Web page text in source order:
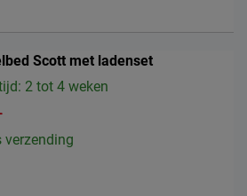
Scott met ladenset
2 tot 4 weken
verzending